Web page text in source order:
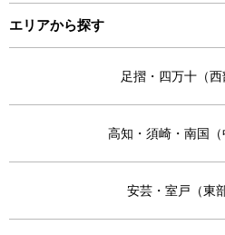
エリアから探す
足摺・四万十（西
高知・須崎・南国（
安芸・室戸（東